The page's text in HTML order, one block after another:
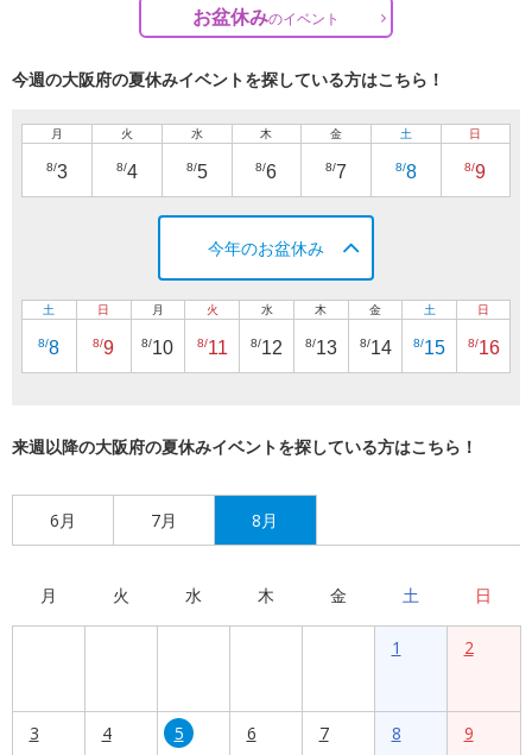
お盆休みのイベント
今週の大阪府の夏休みイベントを探している方はこちら！
月
8/3
火
8/4
水
8/5
木
8/6
金
8/7
土
8/8
日
8/9
今年のお盆休み
土
8/8
日
8/9
月
8/10
火
8/11
水
8/12
木
8/13
金
8/14
土
8/15
日
8/16
来週以降の大阪府の夏休みイベントを探している方はこちら！
6月 7月 8月
月 火 水 木 金 土 日
1 2
3 4 5 6 7 8 9